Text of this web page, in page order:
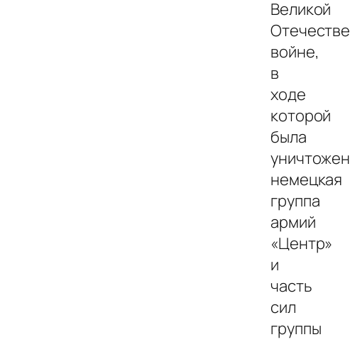
Великой
войне,
в
ходе
которой
была
немецкая
группа
армий
«Центр»
и
часть
сил
группы